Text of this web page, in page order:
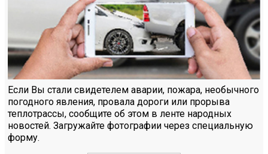
Если Вы стали свидетелем аварии, пожара, необычного
погодного явления, провала дороги или прорыва
теплотрассы, сообщите об этом в ленте народных
новостей. Загружайте фотографии через специальную
форму.